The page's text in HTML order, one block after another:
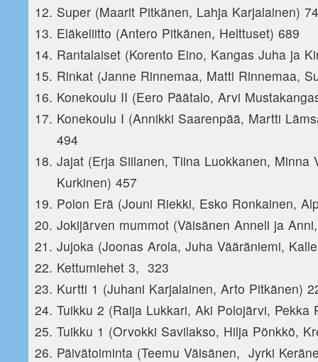
Super (Maarit Pitkänen, Lahja Karjalainen)
Eläkeliitto (Antero Pitkänen, Helttuset) 689
Rantalaiset (Korento Eino, Kangas Juha ja
Rinkat (Janne Rinnemaa, Matti Rinnemaa,
Konekoulu II (Eero Päätalo, Arvi
Konekoulu I (Annikki Saarenpää, Martti
494
Jajat (Erja Siilanen, Tiina Luokkanen, Minna
Kurkinen) 457
Polon Erä (Jouni Riekki, Esko Ronkainen,
Jokijärven mummot (Väisänen Anneli ja
Jujoka (Joonas Arola, Juha Vääräniemi,
Kettumiehet 3, 323
Kurtti 1 (Juhani Karjalainen, Arto Pitkänen)
Tuikku 2 (Raija Lukkari, Aki Polojärvi, Pekka
Tuikku 1 (Orvokki Savilakso, Hilja Pönkkö,
Päivätoiminta (Teemu Väisänen, Jyrki